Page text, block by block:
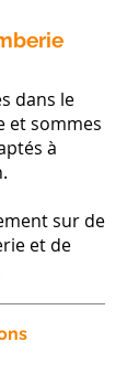
dans le
et sommes
à
sur de
et de